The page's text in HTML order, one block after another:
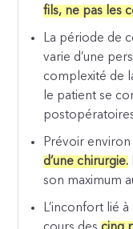
fils, ne pas les
La période de
varie d’une
complexité de
le patient se
Prévoir
d’une chirurgie.
son maximum
L’inconfort lié